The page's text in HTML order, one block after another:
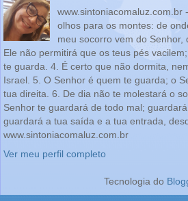
www.sintoniacomaluz.com.br
olhos para os montes: de
meu socorro vem do
Ele não permitirá que os teus pés
te guarda. 4. É certo que não dormita,
Israel. 5. O Senhor é quem te guarda; o
tua direita. 6. De dia não te molestará o
Senhor te guardará de todo mal;
guardará a tua saída e a tua entrada,
www.sintoniacomaluz.com.br
Ver meu perfil completo
Tecnologia do